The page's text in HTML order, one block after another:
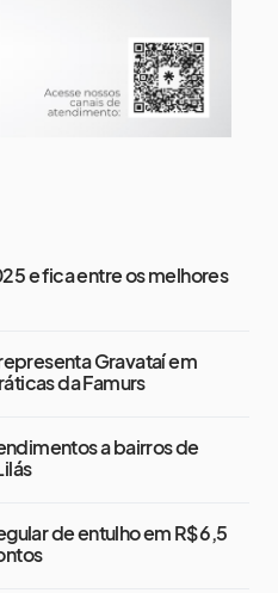
e fica entre os melhores
Gravataí em
da Famurs
a bairros de
de entulho em R$ 6,5